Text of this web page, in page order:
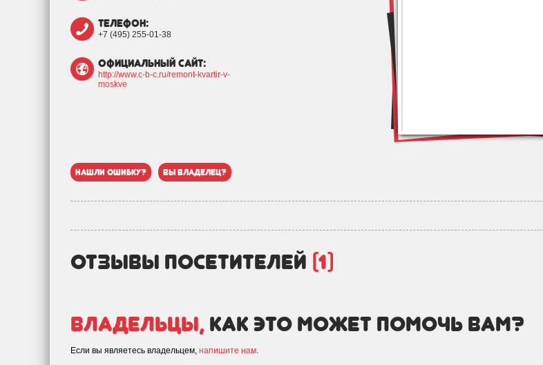
телефон:
+7 (495) 255-01-38
официальный сайт:
http://www.c-b-c.ru/remont-kvartir-v-
moskve
нашли ошибку? вы владелец?
отзывы посетителей (1)
Владельцы, как это может помочь вам?
Если вы являетесь владельцем, напишите нам.